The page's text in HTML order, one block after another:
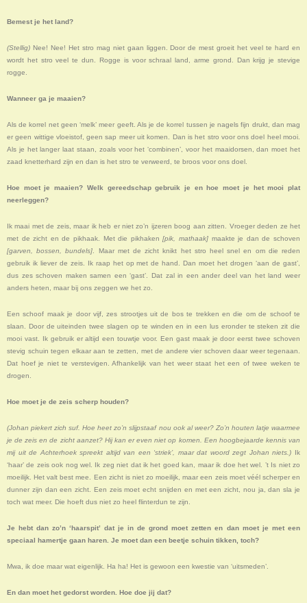
Bemest je het land?
(Stellig) Nee! Nee! Het stro mag niet gaan liggen. Door de mest groeit het veel te hard en
wordt het stro veel te dun. Rogge is voor schraal land, arme grond. Dan krijg je stevige
rogge.
Wanneer ga je maaien?
Als de korrel net geen ‘melk’ meer geeft. Als je de korrel tussen je nagels fijn drukt, dan mag
er geen wittige vloeistof, geen sap meer uit komen. Dan is het stro voor ons doel heel mooi.
Als je het langer laat staan, zoals voor het ‘combinen’, voor het maaidorsen, dan moet het
zaad knetterhard zijn en dan is het stro te verweerd, te broos voor ons doel.
Hoe moet je maaien? Welk gereedschap gebruik je en hoe moet je het mooi plat
neerleggen?
Ik maai met de zeis, maar ik heb er niet zo’n ijzeren boog aan zitten. Vroeger deden ze het
met de zicht en de pikhaak. Met die pikhaken[pik, mathaak] maakte je dan de schoven
[garven, bossen, bundels] . Maar met de zicht knikt het stro heel snel en om die reden
gebruik ik liever de zeis. Ik raap het op met de hand. Dan moet het drogen ‘aan de gast’,
dus zes schoven maken samen een ‘gast’. Dat zal in een ander deel van het land weer
anders heten, maar bij ons zeggen we het zo.
Een schoof maak je door vijf, zes strootjes uit de bos te trekken en die om de schoof te
slaan. Door de uiteinden twee slagen op te winden en in een lus eronder te steken zit die
mooi vast. Ik gebruik er altijd een touwtje voor. Een gast maak je door eerst twee schoven
stevig schuin tegen elkaar aan te zetten, met de andere vier schoven daar weer tegenaan.
Dat hoef je niet te verstevigen. Afhankelijk van het weer staat het een of twee weken te
drogen.
Hoe moet je de zeis scherp houden?
(Johan piekert zich suf. Hoe heet zo’n slijpstaaf nou ook al weer? Zo’n houten latje waarmee
je de zeis en de zicht aanzet? Hij kan er even niet op komen. Een hoogbejaarde kennis van
mij uit de Achterhoek spreekt altijd van een ‘striek’, maar dat woord zegt Johan niets.) Ik
‘haar’ de zeis ook nog wel. Ik zeg niet dat ik het goed kan, maar ik doe het wel. ’t Is niet zo
moeilijk. Het valt best mee. Een zicht is niet zo moeilijk, maar een zeis moet véél scherper en
dunner zijn dan een zicht. Een zeis moet echt snijden en met een zicht, nou ja, dan sla je
toch wat meer. Die hoeft dus niet zo heel flinterdun te zijn.
Je hebt dan zo’n ‘haarspit’ dat je in de grond moet zetten en dan moet je met een
speciaal hamertje gaan haren. Je moet dan een beetje schuin tikken, toch?
Mwa, ik doe maar wat eigenlijk. Ha ha! Het is gewoon een kwestie van ‘uitsmeden’.
En dan moet het gedorst worden. Hoe doe jij dat?